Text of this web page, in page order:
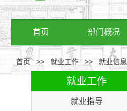
首页 部门概况
首页>> 就业工作 >> 就业信息
就业工作
就业指导